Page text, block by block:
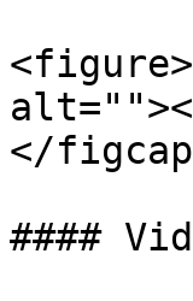
</
####